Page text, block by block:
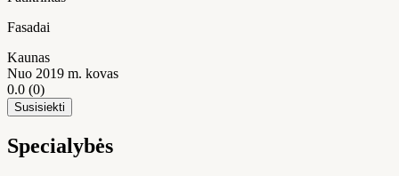
Fasadai
Kaunas
Nuo 2019 m. kovas
0.0 (0)
Susisiekti
Specialybės